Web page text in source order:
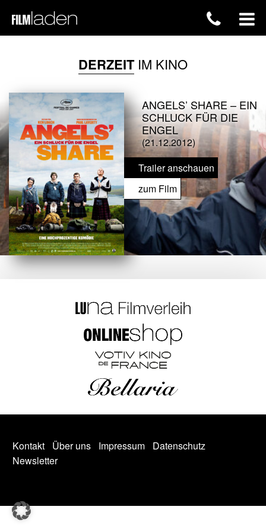
DERZEITIM KINO
ANGELS’ SHARE – EIN
SCHLUCK FÜR DIE
ENGEL
(21.12.2012)
Trailer anschauen
zum Film
Kontakt Über uns Impressum
Datenschutz
Newsletter